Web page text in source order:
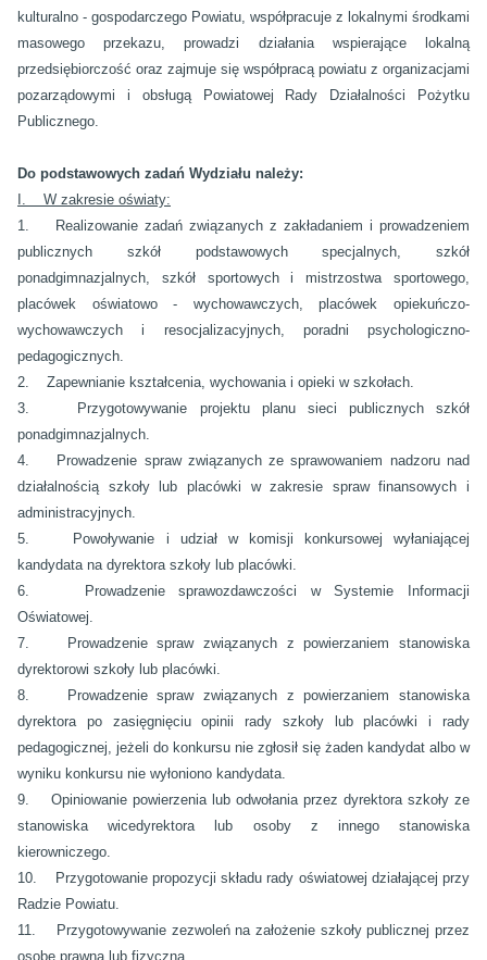
kulturalno - gospodarczego Powiatu, współpracuje z lokalnymi środkami
masowego przekazu, prowadzi działania wspierające lokalną
przedsiębiorczość oraz zajmuje się współpracą powiatu z organizacjami
pozarządowymi i obsługą Powiatowej Rady Działalności Pożytku
Publicznego.
Do podstawowych zadań Wydziału należy:
I. W zakresie oświaty:
1. Realizowanie zadań związanych z zakładaniem i prowadzeniem
publicznych szkół podstawowych specjalnych, szkół
ponadgimnazjalnych, szkół sportowych i mistrzostwa sportowego,
placówek oświatowo - wychowawczych, placówek opiekuńczo-
wychowawczych i resocjalizacyjnych, poradni psychologiczno-
pedagogicznych.
2. Zapewnianie kształcenia, wychowania i opieki w szkołach.
3. Przygotowywanie projektu planu sieci publicznych szkół
ponadgimnazjalnych.
4. Prowadzenie spraw związanych ze sprawowaniem nadzoru nad
działalnością szkoły lub placówki w zakresie spraw finansowych i
administracyjnych.
5. Powoływanie i udział w komisji konkursowej wyłaniającej
kandydata na dyrektora szkoły lub placówki.
6. Prowadzenie sprawozdawczości w Systemie Informacji
Oświatowej.
7. Prowadzenie spraw związanych z powierzaniem stanowiska
dyrektorowi szkoły lub placówki.
8. Prowadzenie spraw związanych z powierzaniem stanowiska
dyrektora po zasięgnięciu opinii rady szkoły lub placówki i rady
pedagogicznej, jeżeli do konkursu nie zgłosił się żaden kandydat albo w
wyniku konkursu nie wyłoniono kandydata.
9. Opiniowanie powierzenia lub odwołania przez dyrektora szkoły ze
stanowiska wicedyrektora lub osoby z innego stanowiska
kierowniczego.
10. Przygotowanie propozycji składu rady oświatowej działającej przy
Radzie Powiatu.
11. Przygotowywanie zezwoleń na założenie szkoły publicznej przez
osobę prawną lub fizyczną.